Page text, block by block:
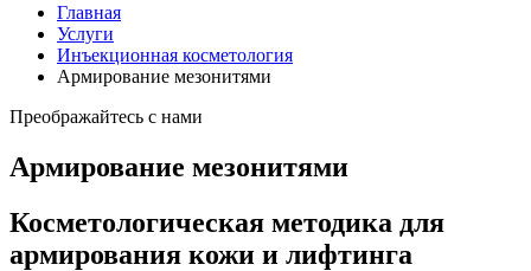
Главная
Услуги
Инъекционная косметология
Армирование мезонитями
Преображайтесь с нами
Армирование мезонитями
Косметологическая методика для
армирования кожи и лифтинга